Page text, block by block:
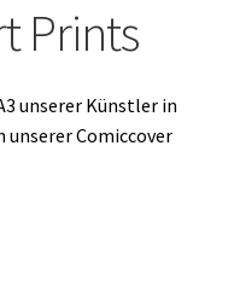
Prints
unserer Künstler in
Comiccover